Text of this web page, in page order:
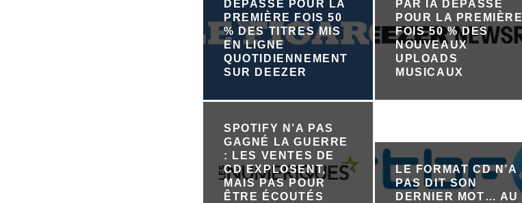
DÉPASSE POUR LA
PREMIÈRE FOIS 50
% DES TITRES MIS
EN LIGNE
QUOTIDIENNEMENT
SUR DEEZER
PAR IA DÉPASSE
POUR LA PREMIÈRE
FOIS 50 % DES
NOUVEAUX
UPLOADS
MUSICAUX
SPOTIFY N’A PAS
GAGNÉ LA GUERRE
: LES VENTES DE
CD EXPLOSENT,
MAIS PAS POUR
ÊTRE ÉCOUTÉS
LE FORMAT CD N’A
PAS DIT SON
DERNIER MOT… AU